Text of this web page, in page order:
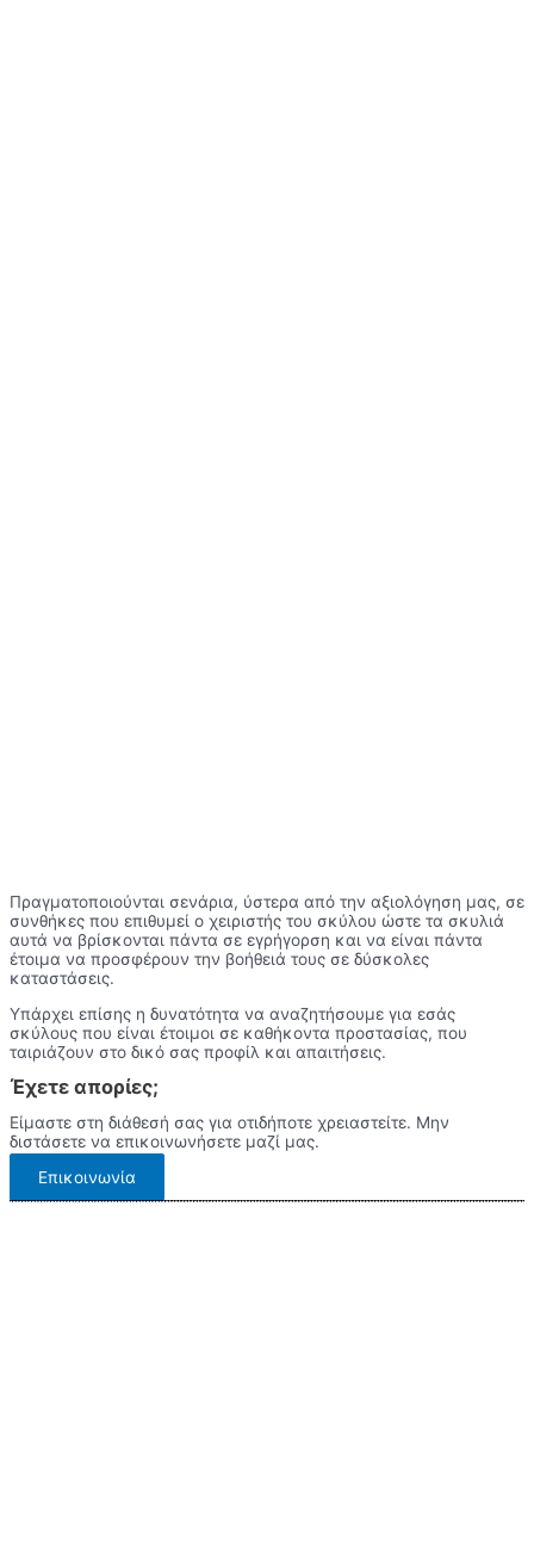
Πραγματοποιούνται σενάρια, ύστερα από την αξιολόγηση μας, σε
συνθήκες που επιθυμεί ο χειριστής του σκύλου ώστε τα σκυλιά
αυτά να βρίσκονται πάντα σε εγρήγορση και να είναι πάντα
έτοιμα να προσφέρουν την βοήθειά τους σε δύσκολες
καταστάσεις.
Υπάρχει επίσης η δυνατότητα να αναζητήσουμε για εσάς
σκύλους που είναι έτοιμοι σε καθήκοντα προστασίας, που
ταιριάζουν στο δικό σας προφίλ και απαιτήσεις.
Έχετε απορίες;
Είμαστε στη διάθεσή σας για οτιδήποτε χρειαστείτε. Μην
διστάσετε να επικοινωνήσετε μαζί μας.
Επικοινωνία